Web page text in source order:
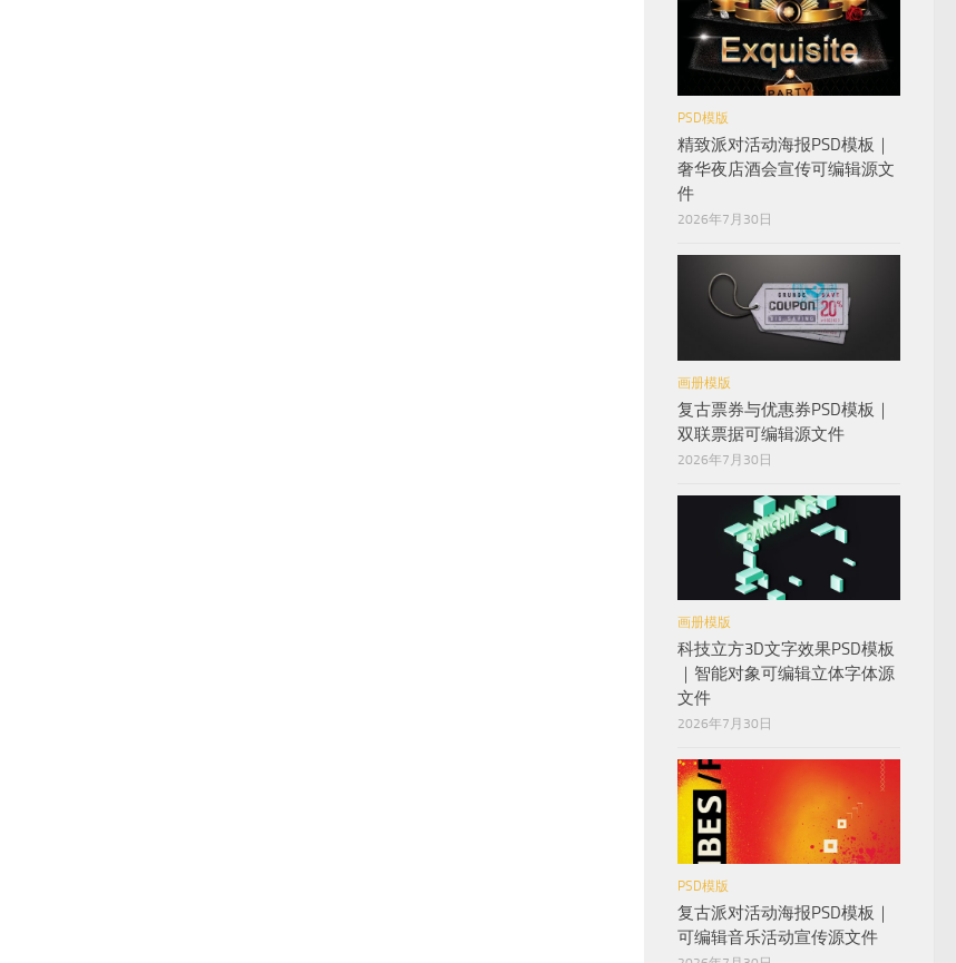
PSD模版
精致派对活动海报PSD模板｜
奢华夜店酒会宣传可编辑源文
件
2026年7月30日
画册模版
复古票券与优惠券PSD模板｜
双联票据可编辑源文件
2026年7月30日
画册模版
科技立方3D文字效果PSD模板
｜智能对象可编辑立体字体源
文件
2026年7月30日
PSD模版
复古派对活动海报PSD模板｜
可编辑音乐活动宣传源文件